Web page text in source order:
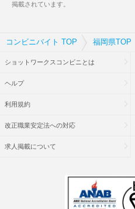
掲載されています。
コンビニバイト TOP 福岡県TOP
ショットワークスコンビニとは
ヘルプ
利用規約
改正職業安定法への対応
求人掲載について